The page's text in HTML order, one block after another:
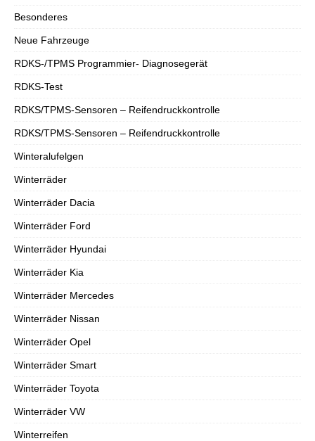
Besonderes
Neue Fahrzeuge
RDKS-/TPMS Programmier- Diagnosegerät
RDKS-Test
RDKS/TPMS-Sensoren – Reifendruckkontrolle
RDKS/TPMS-Sensoren – Reifendruckkontrolle
Winteralufelgen
Winterräder
Winterräder Dacia
Winterräder Ford
Winterräder Hyundai
Winterräder Kia
Winterräder Mercedes
Winterräder Nissan
Winterräder Opel
Winterräder Smart
Winterräder Toyota
Winterräder VW
Winterreifen